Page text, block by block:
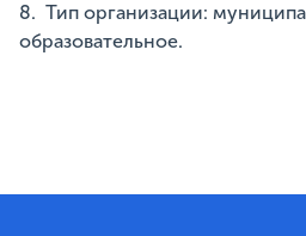
8. Тип организации:
образовательное.